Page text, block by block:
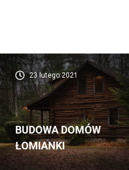
23 lutego 2021
BUDOWA DOMÓW
ŁOMIANKI